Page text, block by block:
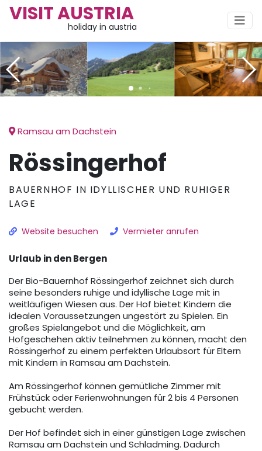
VISIT AUSTRIA
holiday in austria
Ramsau am Dachstein
Rössingerhof
BAUERNHOF IN IDYLLISCHER UND RUHIGER
LAGE
Website besuchen Vermieter anrufen
Urlaub in den Bergen
Der Bio-Bauernhof Rössingerhof zeichnet sich durch
seine besonders ruhige und idyllische Lage mit in
weitläufigen Wiesen aus. Der Hof bietet Kindern die
idealen Voraussetzungen ungestört zu Spielen. Ein
großes Spielangebot und die Möglichkeit, am
Hofgeschehen aktiv teilnehmen zu können, macht den
Rössingerhof zu einem perfekten Urlaubsort für Eltern
mit Kindern in Ramsau am Dachstein.
Am Rössingerhof können gemütliche Zimmer mit
Frühstück oder Ferienwohnungen für 2 bis 4 Personen
gebucht werden.
Der Hof befindet sich in einer günstigen Lage zwischen
Ramsau am Dachstein und Schladming. Dadurch